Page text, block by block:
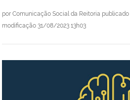
por Comunicação Social da Reitoria publicado
modificação 31/08/2023 13h03